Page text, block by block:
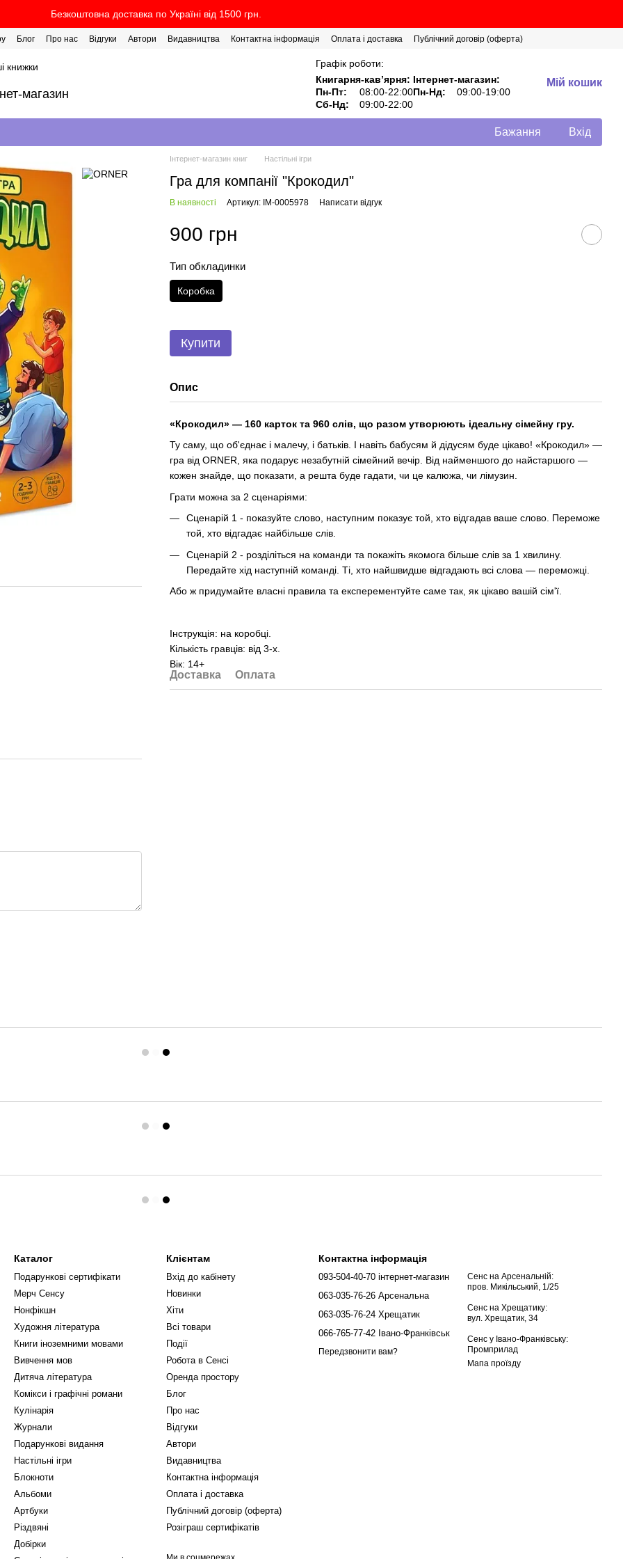
Безкоштовна доставка по Україні від 1500 грн.
Блог Про нас Відгуки Автори Видавництва Контактна інформація Оплата і доставка
Публічний договір (оферта)
книжки
магазин
Графік роботи:
Книгарня-кавʼярня: Інтернет-магазин:
Пн-Пт:
08:00-22:00Пн-Нд:
09:00-19:00
Сб-Нд:
09:00-22:00
Мій кошик
Бажання Вхід
Інтернет-магазин книг Настільні ігри
Гра для компанії "Крокодил"
В наявності Артикул: IM-0005978 Написати відгук
900 грн
Тип обкладинки
Коробка
Купити
Опис
«Крокодил» — 160 карток та 960 слів, що разом утворюють ідеальну сімейну гру.
Ту саму, що об'єднає і малечу, і батьків. І навіть бабусям й дідусям буде цікаво! «Крокодил» —
гра від ORNER, яка подарує незабутній сімейний вечір. Від найменшого до найстаршого —
кожен знайде, що показати, а решта буде гадати, чи це калюжа, чи лімузин.
Грати можна за 2 сценаріями:
Сценарій 1 - показуйте слово, наступним показує той, хто відгадав ваше слово. Переможе
той, хто відгадає найбільше слів.
Сценарій 2 - розділіться на команди та покажіть якомога більше слів за 1 хвилину.
Передайте хід наступній команді. Ті, хто найшвидше відгадають всі слова — переможці.
Або ж придумайте власні правила та експерементуйте саме так, як цікаво вашій сім'ї.
Інструкція: на коробці.
Кількість гравців: від 3-х.
Вік: 14+
Доставка Оплата
Каталог
Подарункові сертифікати
Мерч Сенсу
Нонфікшн
Художня література
Книги іноземними мовами
Вивчення мов
Дитяча література
Комікси і графічні романи
Кулінарія
Журнали
Подарункові видання
Настільні ігри
Блокноти
Альбоми
Артбуки
Різдвяні
Добірки
Клієнтам
Вхід до кабінету
Новинки
Хіти
Всі товари
Події
Робота в Сенсі
Оренда простору
Блог
Про нас
Відгуки
Автори
Видавництва
Контактна інформація
Оплата і доставка
Публічний договір (оферта)
Розіграш сертифікатів
Контактна інформація
093-504-40-70 інтернет-магазин
063-035-76-26 Арсенальна
063-035-76-24 Хрещатик
066-765-77-42 Івано-Франківськ
Передзвонити вам?
Сенс на Арсенальній:
пров. Микільський, 1/25
Сенс на Хрещатику:
вул. Хрещатик, 34
Сенс у Івано-Франківську:
Промприлад
Мапа проїзду